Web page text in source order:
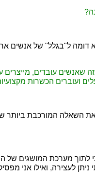
דומה ל"בגלל" של אנשים
שאנשים עובדים, מייצרים
ועוברים הכשרות
השאלה המורכבת ביותר
מערכת המושגים של
לעצירה, ואילו אני